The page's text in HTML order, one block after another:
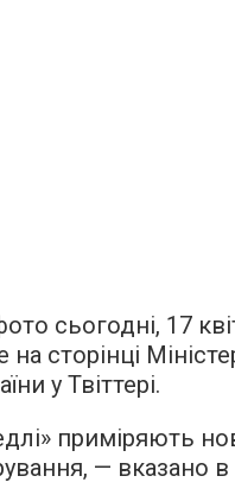
сьогодні, 17
на сторінці
у Твіттері.
приміряють
— вказано в